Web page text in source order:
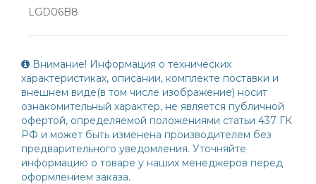
LGD06B8
Внимание! Информация о технических
характеристиках, описании, комплекте поставки и
внешнем виде(в том числе изображение) носит
ознакомительный характер, не является публичной
офертой, определяемой положениями статьи 437 ГК
РФ и может быть изменена производителем без
предварительного уведомления. Уточняйте
информацию о товаре у наших менеджеров перед
оформлением заказа.